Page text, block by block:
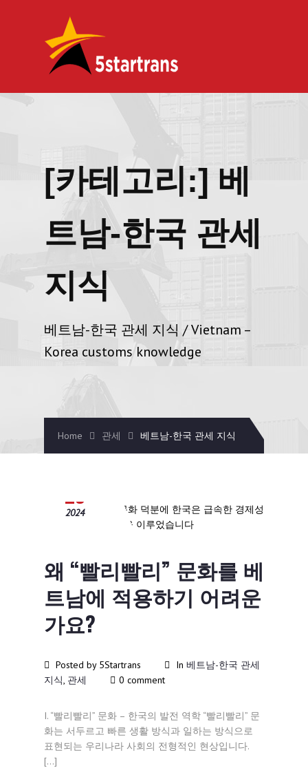
[카테고리:] 베
트남-한국 관세
지식
베트남-한국 관세 지식 / Vietnam –
Korea customs knowledge
Home 관세 베트남-한국 관세 지식
25
2024
왜 “빨리빨리” 문화를 베
트남에 적용하기 어려운
가요?
Posted by 5Startrans In 베트남-한국 관세
지식, 관세 0 comment
I. “빨리빨리” 문화 – 한국의 발전 역학 “빨리빨리” 문
화는 서두르고 빠른 생활 방식과 일하는 방식으로
표현되는 우리나라 사회의 전형적인 현상입니다.
[…]